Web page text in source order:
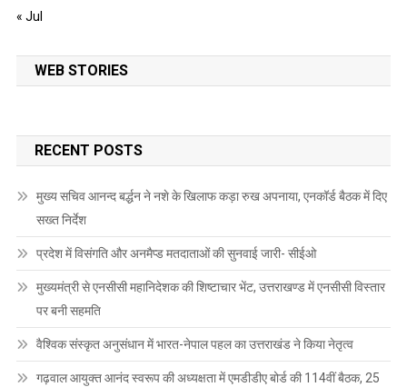
« Jul
WEB STORIES
RECENT POSTS
मुख्य सचिव आनन्द बर्द्धन ने नशे के खिलाफ कड़ा रुख अपनाया, एनकॉर्ड बैठक में दिए
सख्त निर्देश
प्रदेश में विसंगति और अनमैप्ड मतदाताओं की सुनवाई जारी- सीईओ
मुख्यमंत्री से एनसीसी महानिदेशक की शिष्टाचार भेंट, उत्तराखण्ड में एनसीसी विस्तार
पर बनी सहमति
वैश्विक संस्कृत अनुसंधान में भारत-नेपाल पहल का उत्तराखंड ने किया नेतृत्व
गढ़वाल आयुक्त आनंद स्वरूप की अध्यक्षता में एमडीडीए बोर्ड की 114वीं बैठक, 25